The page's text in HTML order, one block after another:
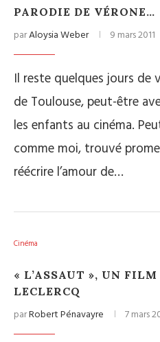
PARODIE DE VÉRONE…
parAloysia Weber 9 mars 2011
Il reste quelques jours de
de Toulouse, peut-être
les enfants au cinéma.
comme moi, trouvé
réécrire l’amour de…
Cinéma
« L’ASSAUT », UN
LECLERCQ
parRobert Pénavayre 7 mars